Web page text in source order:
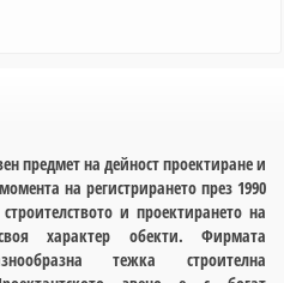
предмет на дейност проектиране и
на регистрирането през 1990
и проектирането на
характер обекти. Фирмата
тежка строителна